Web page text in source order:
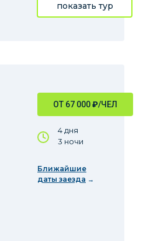
показать тур
ОТ 67 000₽/ЧЕЛ
4 дня
3 ночи
Ближайшие
даты заезда